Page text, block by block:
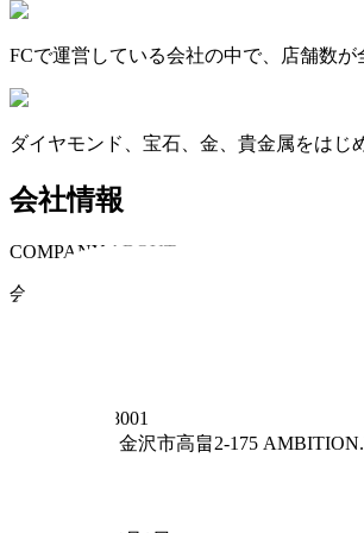
FCで運営している会社の中で、店舗数が
ダイヤモンド、宝石、金、貴金属をはじ
会社情報
COMPANY ABOUT
会社名
921-8001
金沢市高畠2-175